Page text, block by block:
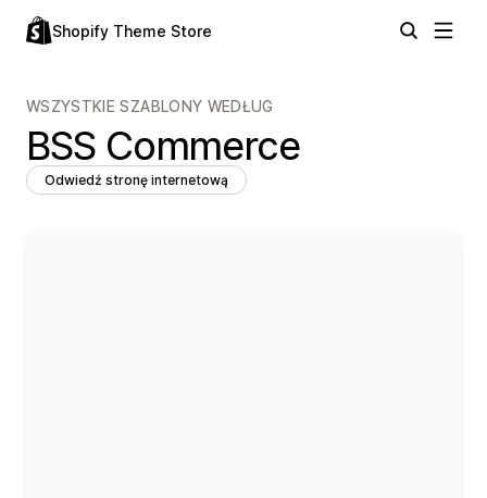
Shopify Theme Store
WSZYSTKIE SZABLONY WEDŁUG
BSS Commerce
Odwiedź stronę internetową